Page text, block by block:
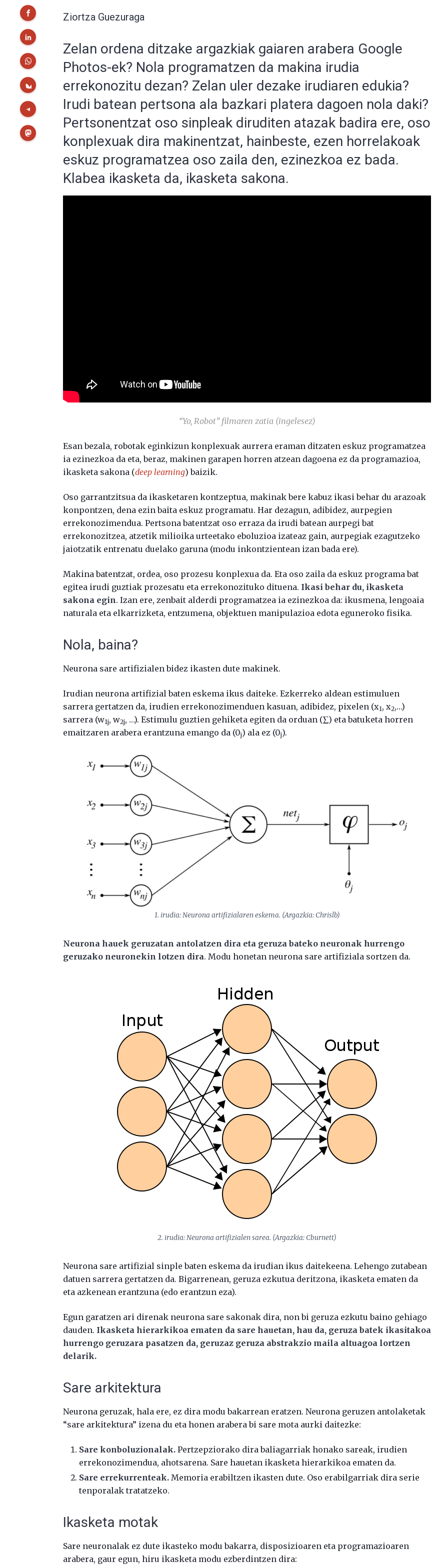
Ziortza Guezuraga
Zelan ordena ditzake argazkiak gaiaren arabera Google
Photos-ek? Nola programatzen da makina irudia
errekonozitu dezan? Zelan uler dezake irudiaren edukia?
Irudi batean pertsona ala bazkari platera dagoen nola daki?
Pertsonentzat oso sinpleak diruditen atazak badira ere, oso
konplexuak dira makinentzat, hainbeste, ezen horrelakoak
eskuz programatzea oso zaila den, ezinezkoa ez bada.
Klabea ikasketa da, ikasketa sakona.
“Yo, Robot” filmaren zatia (ingelesez)
Esan bezala, robotak eginkizun konplexuak aurrera eraman ditzaten eskuz programatzea
ia ezinezkoa da eta, beraz, makinen garapen horren atzean dagoena ez da programazioa,
ikasketa sakona (deep learning) baizik.
Oso garrantzitsua da ikasketaren kontzeptua, makinak bere kabuz ikasi behar du arazoak
konpontzen, dena ezin baita eskuz programatu. Har dezagun, adibidez, aurpegien
errekonozimendua. Pertsona batentzat oso erraza da irudi batean aurpegi bat
errekonozitzea, atzetik milioika urteetako eboluzioa izateaz gain, aurpegiak ezagutzeko
jaiotzatik entrenatu duelako garuna (modu inkontzientean izan bada ere).
Makina batentzat, ordea, oso prozesu konplexua da. Eta oso zaila da eskuz programa bat
egitea irudi guztiak prozesatu eta errekonozituko dituena. Ikasi behar du, ikasketa
sakona egin. Izan ere, zenbait alderdi programatzea ia ezinezkoa da: ikusmena, lengoaia
naturala eta elkarrizketa, entzumena, objektuen manipulazioa edota eguneroko fisika.
Nola, baina?
Neurona sare artifizialen bidez ikasten dute makinek.
Irudian neurona artifizial baten eskema ikus daiteke. Ezkerreko aldean estimuluen
sarrera gertatzen da, irudien errekonozimenduen kasuan, adibidez, pixelen (x1, x2,…)
sarrera (w1j, w2j, …). Estimulu guztien gehiketa egiten da orduan (∑) eta batuketa horren
emaitzaren arabera erantzuna emango da (0j) ala ez (0j).
1. irudia: Neurona artifizialaren eskema. (Argazkia: Chrislb)
Neurona hauek geruzatan antolatzen dira eta geruza bateko neuronak hurrengo
geruzako neuronekin lotzen dira. Modu honetan neurona sare artifiziala sortzen da.
2. irudia: Neurona artifizialen sarea. (Argazkia: Cburnett)
Neurona sare artifizial sinple baten eskema da irudian ikus daitekeena. Lehengo zutabean
datuen sarrera gertatzen da. Bigarrenean, geruza ezkutua deritzona, ikasketa ematen da
eta azkenean erantzuna (edo erantzun eza).
Egun garatzen ari direnak neurona sare sakonak dira, non bi geruza ezkutu baino gehiago
dauden. Ikasketa hierarkikoa ematen da sare hauetan, hau da, geruza batek ikasitakoa
hurrengo geruzara pasatzen da, geruzaz geruza abstrakzio maila altuagoa lortzen
delarik.
Sare arkitektura
Neurona geruzak, hala ere, ez dira modu bakarrean eratzen. Neurona geruzen antolaketak
“sare arkitektura” izena du eta honen arabera bi sare mota aurki daitezke:
Sare konboluzionalak. Pertzepziorako dira baliagarriak honako sareak, irudien
errekonozimendua, ahotsarena. Sare hauetan ikasketa hierarkikoa ematen da.
Sare errekurrenteak. Memoria erabiltzen ikasten dute. Oso erabilgarriak dira serie
tenporalak tratatzeko.
Ikasketa motak
Sare neuronalak ez dute ikasteko modu bakarra, disposizioaren eta programazioaren
arabera, gaur egun, hiru ikasketa modu ezberdintzen dira: